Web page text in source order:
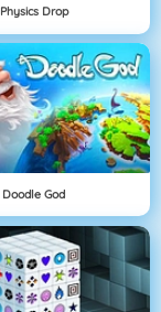
Physics Drop
Doodle God